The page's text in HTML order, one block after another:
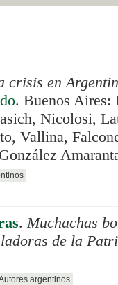
crisis en
. Buenos Aires:
Nicolosi,
Vallina,
.Muchachas
de la
argentinos